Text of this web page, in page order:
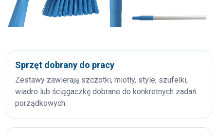
Sprzęt dobrany do pracy
Zestawy zawierają szczotki, miotły, style, szufelki,
wiadro lub ściągaczkę dobrane do konkretnych zadań
porządkowych.